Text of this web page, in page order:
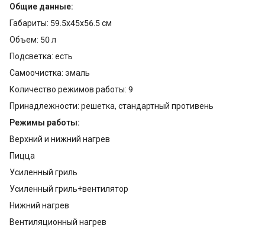
Общие данные:
Габариты: 59.5х45х56.5 см
Объем: 50 л
Подсветка: есть
Самоочистка: эмаль
Количество режимов работы: 9
Принадлежности: решетка, стандартный противень
Режимы работы:
Верхний и нижний нагрев
Пицца
Усиленный гриль
Усиленный гриль+вентилятор
Нижний нагрев
Вентиляционный нагрев